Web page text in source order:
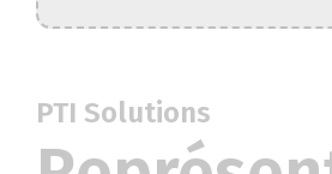
PTI Solutions